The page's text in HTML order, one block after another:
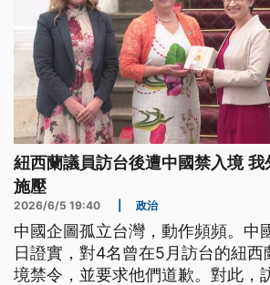
紐西蘭議員訪台後遭中國禁入境 我
施壓
2026/6/5 19:40 政治
中國企圖孤立台灣，動作頻頻。中
日證實，對4名曾在5月訪台的紐西
境禁令，並要求他們道歉。對此，